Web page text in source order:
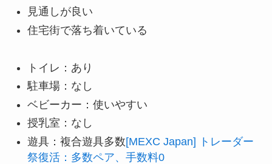
見通しが良い
住宅街で落ち着いている
トイレ：あり
駐車場：なし
ベビーカー：使いやすい
授乳室：なし
遊具：複合遊具多数[MEXC Japan] トレーダー
祭復活：多数ペア、手数料0